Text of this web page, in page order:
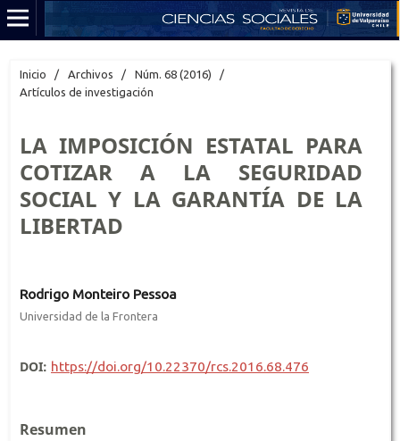
Inicio / Archivos / Núm. 68 (2016)
/
Artículos de investigación
LA IMPOSICIÓN ESTATAL PARA
COTIZAR A LA SEGURIDAD
SOCIAL Y LA GARANTÍA DE LA
LIBERTAD
Rodrigo Monteiro Pessoa
Universidad de la Frontera
DOI: https://doi.org/10.22370/rcs.2016.68.476
Resumen